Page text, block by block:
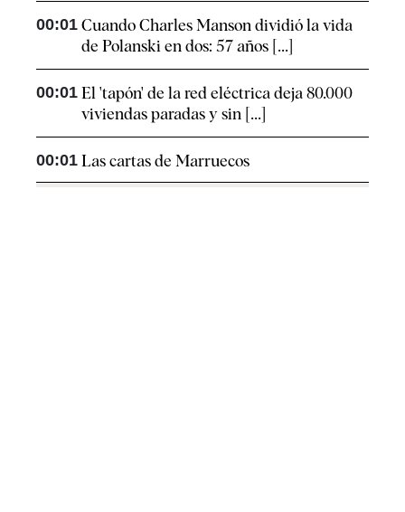
00:01 Cuando Charles Manson dividió la vida
de Polanski en dos: 57 años [...]
00:01 El 'tapón' de la red eléctrica deja 80.000
viviendas paradas y sin [...]
00:01 Las cartas de Marruecos